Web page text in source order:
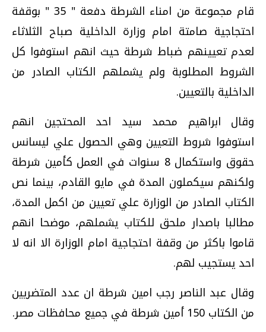
قام مجموعة من امناء الشرطة دفعة " 35 " بوقفة
احتجاجية صامتة امام وزارة الداخلية صباح الثلاثاء
لعدم تعيينهم ضباط شرطة حيث انهم استوفوا كل
الشروط المطلوبة ولم يشملهم الكتاب الصادر من
الداخلية بالتعيين.
وقال ابراهيم محمد سيد احد المحتجين انهم
استوفوا شروط التعيين وهي الحصول علي ليسانس
حقوق واستكمال 8 سنوات في العمل كأمين شرطة
ولكنهم سيكملون المدة في مايو القادم، بينما نص
الكتاب الصادر من الوزارة علي تعيين من اكمل المدة،
مطالبا باصدار ملحق للكتاب يشملهم، موضحا انهم
قاموا باكثر من وقفة احتجاجية امام الوزارة الا انه لا
احد يستجيب لهم.
وقال عبد الناصر رجب امين شرطة ان عدد المتضريين
من الكتاب 150 أمين شرطة في جميع محافظات مصر.